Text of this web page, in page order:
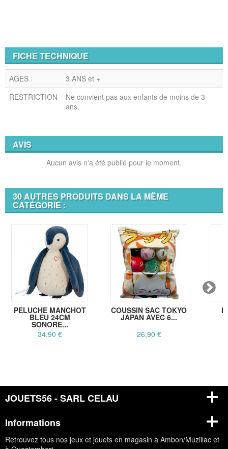
FICHE TECHNIQUE
AGES
3 ANS et +
RESTRICTION
Ne convient pas aux enfants de moins de 3
ans.
AVIS
Aucun avis n'a été publié pour le moment.
30 AUTRES PRODUITS DANS LA MÊME
CATÉGORIE :
PELUCHE MANCHOT
BLEU 24CM
SONORE...
34,90 €
COUSSIN SAC TOKYO
JAPAN AVEC 6...
26,90 €
JOUETS56 - SARL CELAU
Informations
Retrouvez tous nos jeux et jouets en magasin à Ambon/Muzillac et